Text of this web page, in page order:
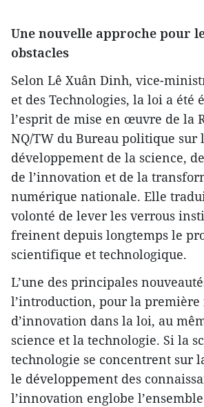
Une nouvelle approche pour
obstacles
Selon Lê Xuân Dinh, vice-
et des Technologies, la loi a été
l’esprit de mise en œuvre de la
NQ/TW du Bureau politique sur
développement de la science,
de l’innovation et de la
numérique nationale. Elle
volonté de lever les verrous
freinent depuis longtemps le
scientifique et technologique.
L’une des principales
l’introduction, pour la première
d’innovation dans la loi, au
science et la technologie. Si la
technologie se concentrent sur
le développement des
l’innovation englobe